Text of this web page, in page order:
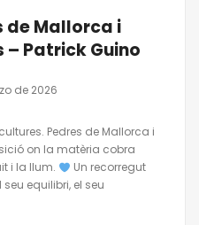
de Mallorca i
Patrick Guino
de 2026
Pedres de Mallorca i
on la matèria cobra
i la llum.
Un recorregut
equilibri, el seu